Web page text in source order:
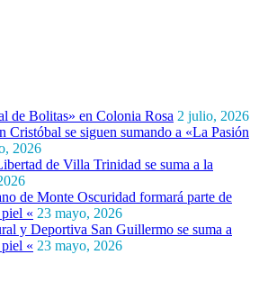
de Bolitas» en Colonia Rosa 2 julio, 2026
Cristóbal se siguen sumando a «La Pasión
2026
de Villa Trinidad se suma a la
de Monte Oscuridad formará parte de
« 23 mayo, 2026
y Deportiva San Guillermo se suma a
« 23 mayo, 2026